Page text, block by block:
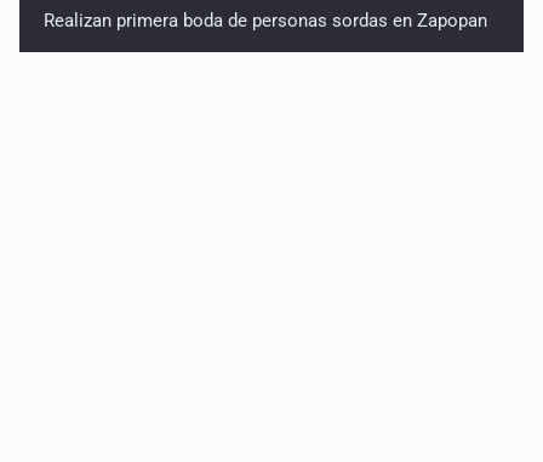
Realizan primera boda de personas sordas en Zapopan